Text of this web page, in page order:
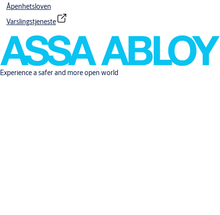
Åpenhetsloven
Varslingstjeneste
Experience a safer and more open world